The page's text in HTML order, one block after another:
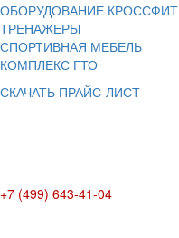
ОБОРУДОВАНИЕ КРОССФИТ
ТРЕНАЖЕРЫ
СПОРТИВНАЯ МЕБЕЛЬ
КОМПЛЕКС ГТО
СКАЧАТЬ ПРАЙС-ЛИСТ
+7 (499) 643-41-04